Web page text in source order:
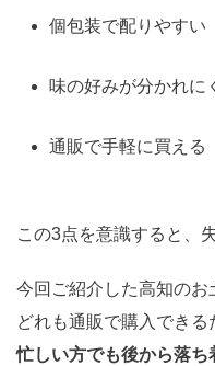
個包装で配りやすい
味の好みが分かれに
通販で手軽に買える
この3点を意識すると、
今回ご紹介した高知のお
どれも通販で購入できる
忙しい方でも後から落ち